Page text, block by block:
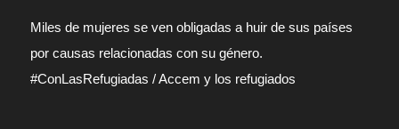
Miles de mujeres se ven obligadas a huir de sus países
por causas relacionadas con su género.
#ConLasRefugiadas /Accem y los refugiados